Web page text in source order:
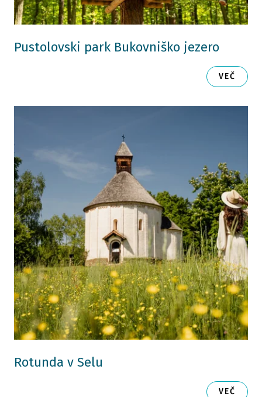
Pustolovski park Bukovniško jezero
VEČ
Rotunda v Selu
VEČ